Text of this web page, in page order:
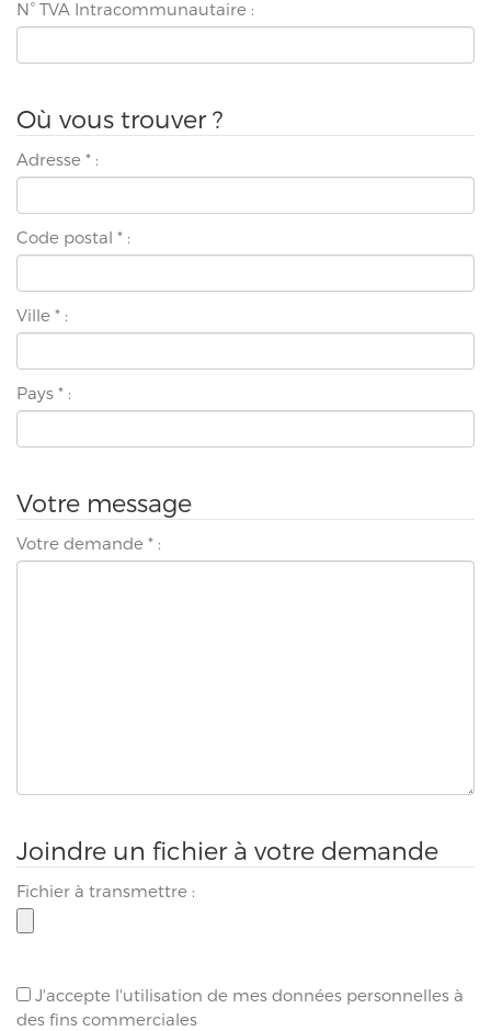
N° TVA Intracommunautaire :
Où vous trouver ?
Adresse * :
Code postal * :
Ville * :
Pays * :
Votre message
Votre demande * :
Joindre un fichier à votre demande
Fichier à transmettre :
J'accepte l'utilisation de mes données personnelles à
des fins commerciales